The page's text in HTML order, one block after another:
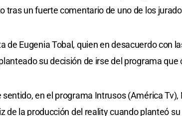
tras un fuerte comentario de uno de los
de Eugenia Tobal, quien en desacuerdo con
su decisión de irse del programa que
sentido, en el programa Intrusos (América
de la producción del reality cuando planteó